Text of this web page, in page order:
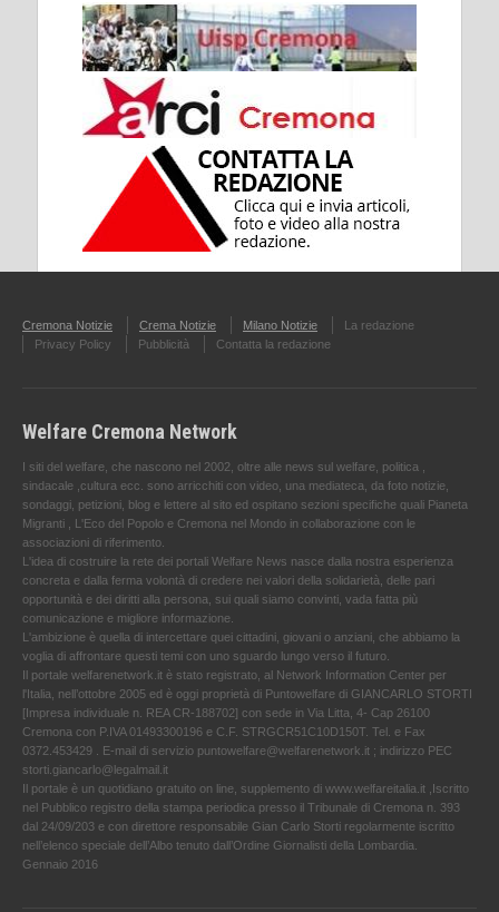
Cremona Notizie Crema Notizie Milano Notizie
La redazione
Privacy Policy
Pubblicità Contatta la redazione
Welfare Cremona Network
I siti del welfare, che nascono nel 2002, oltre alle news sul welfare, politica ,
sindacale ,cultura ecc. sono arricchiti con video, una mediateca, da foto notizie,
sondaggi, petizioni, blog e lettere al sito ed ospitano sezioni specifiche quali Pianeta
Migranti , L'Eco del Popolo e Cremona nel Mondo in collaborazione con le
associazioni di riferimento.
L'idea di costruire la rete dei portali Welfare News nasce dalla nostra esperienza
concreta e dalla ferma volontà di credere nei valori della solidarietà, delle pari
opportunità e dei diritti alla persona, sui quali siamo convinti, vada fatta più
comunicazione e migliore informazione.
L'ambizione è quella di intercettare quei cittadini, giovani o anziani, che abbiamo la
voglia di affrontare questi temi con uno sguardo lungo verso il futuro.
Il portale welfarenetwork.it è stato registrato, al Network Information Center per
l'Italia, nell’ottobre 2005 ed è oggi proprietà di Puntowelfare di GIANCARLO STORTI
[Impresa individuale n. REA CR-188702] con sede in Via Litta, 4- Cap 26100
Cremona con P.IVA 01493300196 e C.F. STRGCR51C10D150T. Tel. e Fax
0372.453429 . E-mail di servizio puntowelfare@welfarenetwork.it ; indirizzo PEC
storti.giancarlo@legalmail.it
Il portale è un quotidiano gratuito on line, supplemento di www.welfareitalia.it ,Iscritto
nel Pubblico registro della stampa periodica presso il Tribunale di Cremona n. 393
dal 24/09/203 e con direttore responsabile Gian Carlo Storti regolarmente iscritto
nell’elenco speciale dell’Albo tenuto dall’Ordine Giornalisti della Lombardia.
Gennaio 2016